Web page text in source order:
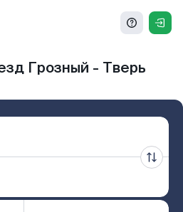
Грозный - Тверь